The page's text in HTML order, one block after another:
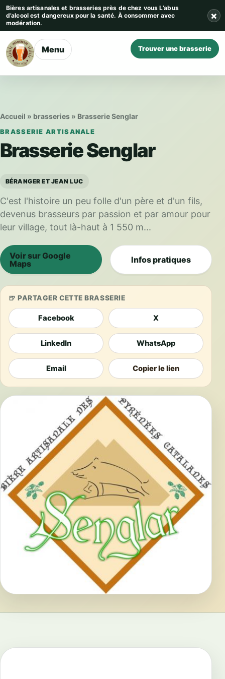
Aller au contenu
Bières artisanales et brasseries près de chez vous L’abus
d’alcool est dangereux pour la santé. À consommer avec
modération.
×
Menu Trouver une brasserie
Accueil » brasseries » Brasserie Senglar
BRASSERIE ARTISANALE
Brasserie Senglar
BÉRANGER ET JEAN LUC
C'est l'histoire un peu folle d'un père et d'un fils,
devenus brasseurs par passion et par amour pour
leur village, tout là-haut à 1 550 m...
Voir sur Google
Maps
Infos pratiques
PARTAGER CETTE BRASSERIE
Facebook X
LinkedIn WhatsApp
Email Copier le lien